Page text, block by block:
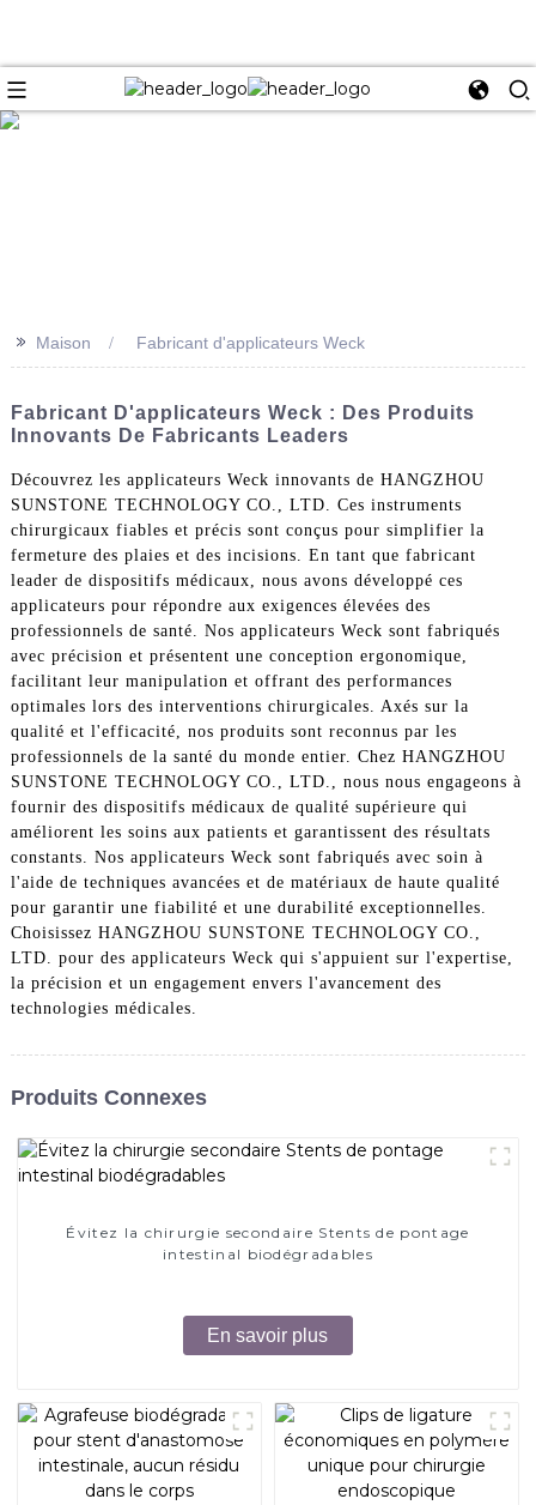
>> Maison Fabricant d'applicateurs Weck
Fabricant D'applicateurs Weck : Des Produits
Innovants De Fabricants Leaders
Découvrez les applicateurs Weck innovants de HANGZHOU
SUNSTONE TECHNOLOGY CO., LTD. Ces instruments
chirurgicaux fiables et précis sont conçus pour simplifier la
fermeture des plaies et des incisions. En tant que fabricant
leader de dispositifs médicaux, nous avons développé ces
applicateurs pour répondre aux exigences élevées des
professionnels de santé. Nos applicateurs Weck sont fabriqués
avec précision et présentent une conception ergonomique,
facilitant leur manipulation et offrant des performances
optimales lors des interventions chirurgicales. Axés sur la
qualité et l'efficacité, nos produits sont reconnus par les
professionnels de la santé du monde entier. Chez HANGZHOU
SUNSTONE TECHNOLOGY CO., LTD., nous nous engageons à
fournir des dispositifs médicaux de qualité supérieure qui
améliorent les soins aux patients et garantissent des résultats
constants. Nos applicateurs Weck sont fabriqués avec soin à
l'aide de techniques avancées et de matériaux de haute qualité
pour garantir une fiabilité et une durabilité exceptionnelles.
Choisissez HANGZHOU SUNSTONE TECHNOLOGY CO.,
LTD. pour des applicateurs Weck qui s'appuient sur l'expertise,
la précision et un engagement envers l'avancement des
technologies médicales.
Produits Connexes
Évitez la chirurgie secondaire Stents de pontage
intestinal biodégradables
En savoir plus